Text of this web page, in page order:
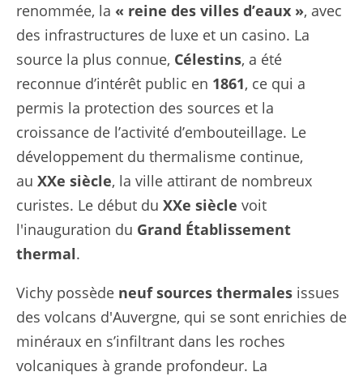
renommée, la « reine des villes d’eaux », avec
des infrastructures de luxe et un casino. La
source la plus connue, Célestins, a été
reconnue d’intérêt public en 1861, ce qui a
permis la protection des sources et la
croissance de l’activité d’embouteillage. Le
développement du thermalisme continue,
au XXe siècle, la ville attirant de nombreux
curistes. Le début du XXe siècle voit
l'inauguration du Grand Établissement
thermal.
Vichy possède neuf sources thermales issues
des volcans d'Auvergne, qui se sont enrichies de
minéraux en s’infiltrant dans les roches
volcaniques à grande profondeur. La